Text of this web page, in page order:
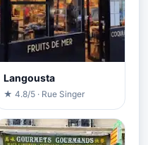
Langousta
★ 4.8/5 · Rue Singer